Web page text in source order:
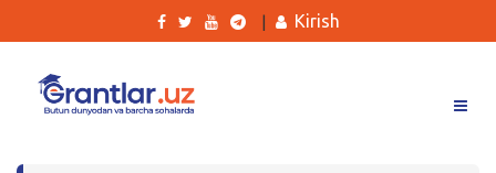
Kirish